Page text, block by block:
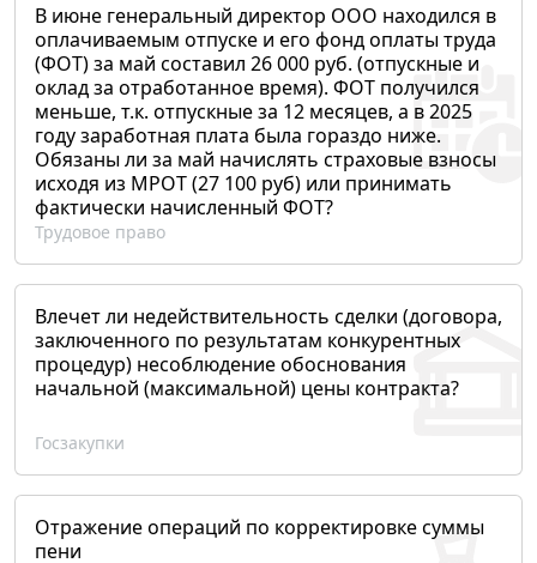
В июне генеральный директор ООО находился в
оплачиваемым отпуске и его фонд оплаты труда
(ФОТ) за май составил 26 000 руб. (отпускные и
оклад за отработанное время). ФОТ получился
меньше, т.к. отпускные за 12 месяцев, а в 2025
году заработная плата была гораздо ниже.
Обязаны ли за май начислять страховые взносы
исходя из МРОТ (27 100 руб) или принимать
фактически начисленный ФОТ?
Трудовое право
Влечет ли недействительность сделки (договора,
заключенного по результатам конкурентных
процедур) несоблюдение обоснования
начальной (максимальной) цены контракта?
Госзакупки
Отражение операций по корректировке суммы
пени